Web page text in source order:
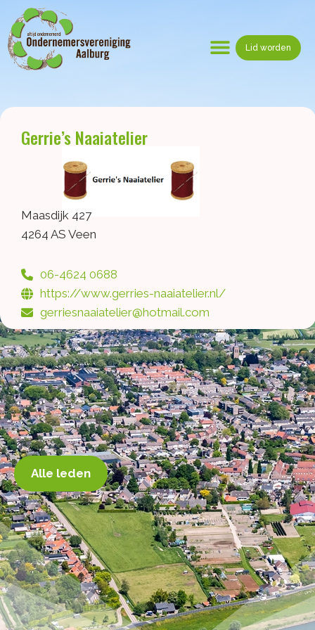
naar
de
inhoud
Lid worden
Gerrie’s Naaiatelier
Maasdijk 427
4264 AS Veen
06-4624 0688
https://www.gerries-naaiatelier.nl/
gerriesnaaiatelier@hotmail.com
Alle leden